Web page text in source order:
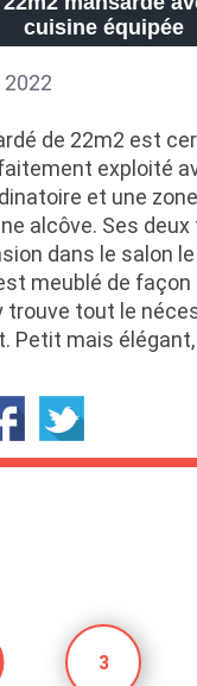
cuisine équipée
de 22m2 est
exploité
et une
alcôve. Ses
dans le salon
meublé de façon
trouve tout le
Petit mais
3